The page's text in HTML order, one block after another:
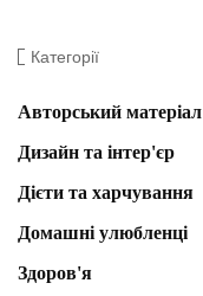
Категорії
Авторський матеріал
Дизайн та інтер'єр
Дієти та харчування
Домашні улюбленці
Здоров'я